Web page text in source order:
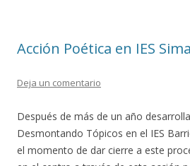
Acción Poética en IES
Deja un comentario
Después de más de un año
Desmontando Tópicos en el IES
el momento de dar cierre a este